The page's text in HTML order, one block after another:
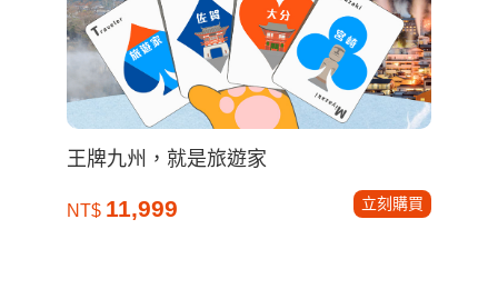
王牌九州，就是旅遊家
NT$ 11,999 立刻購買